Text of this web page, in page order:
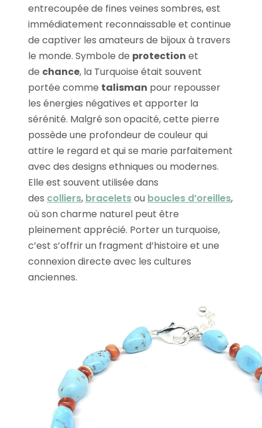
entrecoupée de fines veines sombres, est
immédiatement reconnaissable et continue
de captiver les amateurs de bijoux à travers
le monde. Symbole de protection et
de chance, la Turquoise était souvent
portée comme talisman pour repousser
les énergies négatives et apporter la
sérénité. Malgré son opacité, cette pierre
possède une profondeur de couleur qui
attire le regard et qui se marie parfaitement
avec des designs ethniques ou modernes.
Elle est souvent utilisée dans
des colliers, braceletsou boucles d’oreilles,
où son charme naturel peut être
pleinement apprécié. Porter un turquoise,
c’est s’offrir un fragment d’histoire et une
connexion directe avec les cultures
anciennes.